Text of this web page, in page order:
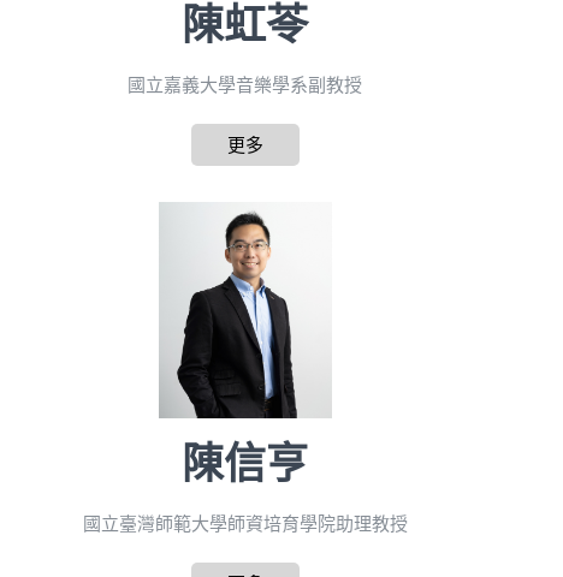
陳虹苓
國立嘉義大學音樂學系副教授
更多
陳信亨
國立臺灣師範大學師資培育學院助理教授